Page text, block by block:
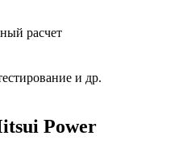
расчет
и др.
Power